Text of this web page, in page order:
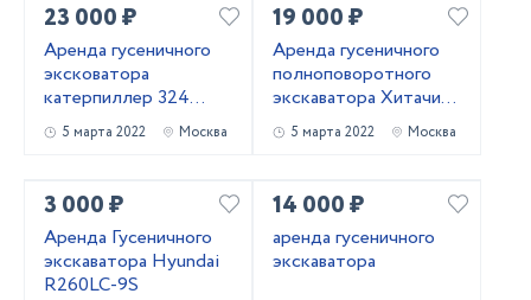
23 000 ₽
Аренда гусеничного
эксковатора
катерпиллер 324
ковш 1.7 куба
5 марта 2022 Москва
19 000 ₽
Аренда гусеничного
полноповоротного
экскаватора Хитачи
2405 марта 2022 Москва
3 000 ₽
Аренда Гусеничного
экскаватора Hyundai
R260LC-9S
14 000 ₽
аренда гусеничного
экскаватора